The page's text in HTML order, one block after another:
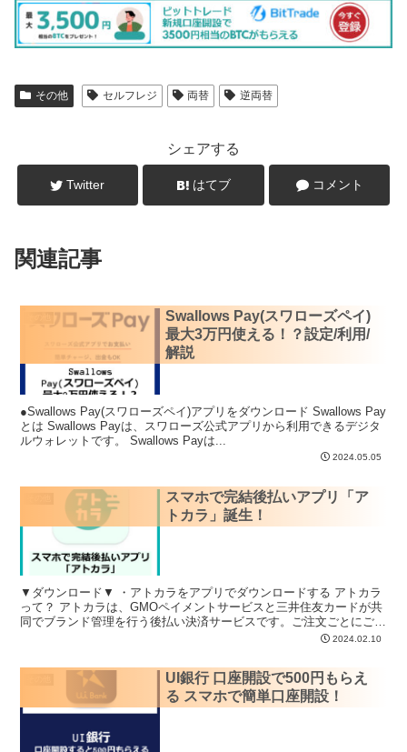
その他 セルフレジ 両替 逆両替
シェアする
Twitter はてブ コメント
関連記事
Swallows Pay(スワローズペイ)
最大3万円使える！？設定/利用/
解説
●Swallows Pay(スワローズペイ)アプリをダウンロード Swallows Pay
とは Swallows Payは、スワローズ公式アプリから利用できるデジタ
ルウォレットです。 Swallows Payは...
2024.05.05
スマホで完結後払いアプリ「ア
トカラ」誕生！
▼ダウンロード▼ ・アトカラをアプリでダウンロードする アトカラ
って？ アトカラは、GMOペイメントサービスと三井住友カードが共
同でブランド管理を行う後払い決済サービスです。ご注文ごとにご利
2024.02.10
UI銀行 口座開設で500円もらえ
る スマホで簡単口座開設！